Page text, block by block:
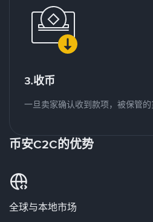
3.收币
一旦卖家确认收到款项，被保管的
币安C2C的优势
全球与本地市场